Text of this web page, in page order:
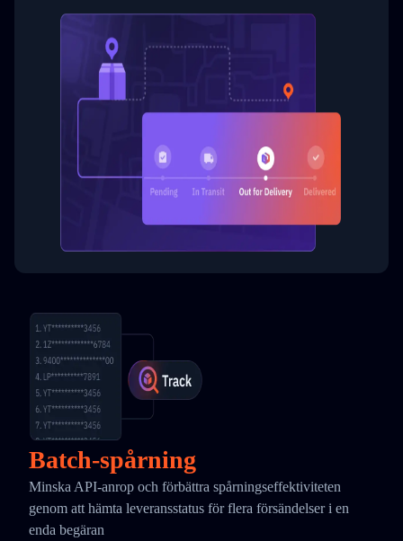
Batch-spårning
Minska API-anrop och förbättra spårningseffektiviteten
genom att hämta leveransstatus för flera försändelser i en
enda begäran